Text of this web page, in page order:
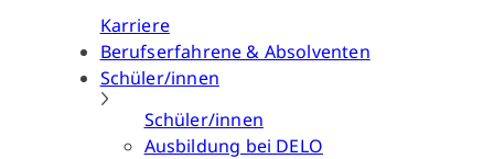
Karriere
Berufserfahrene & Absolventen
Schüler/innen
Schüler/innen
Ausbildung bei DELO